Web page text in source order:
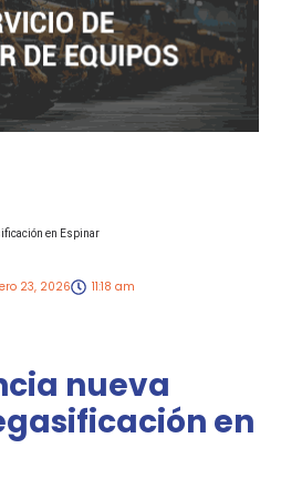
en Espinar
23, 2026 11:18 am
nueva
en